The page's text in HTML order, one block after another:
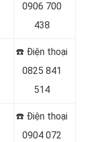
0906 700
438
☎️ Điện thoại
0825 841
514
☎️ Điện thoại
0904 072